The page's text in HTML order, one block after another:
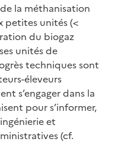
la méthanisation
petites unités (<
du biogaz
unités de
techniques sont
éleveurs
s’engager dans la
pour s’informer,
et
(cf.